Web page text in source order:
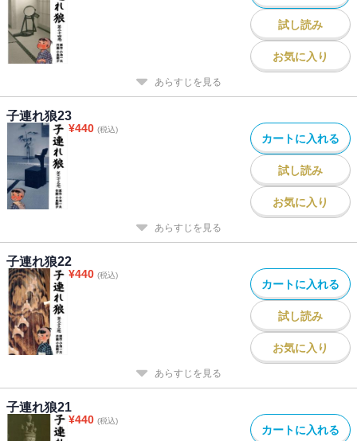
試し読み
お気に入り
あらすじを見る
子連れ狼23
¥440 (税込)
カートに入れる
試し読み
お気に入り
あらすじを見る
子連れ狼22
¥440 (税込)
カートに入れる
試し読み
お気に入り
あらすじを見る
子連れ狼21
¥440 (税込)
カートに入れる